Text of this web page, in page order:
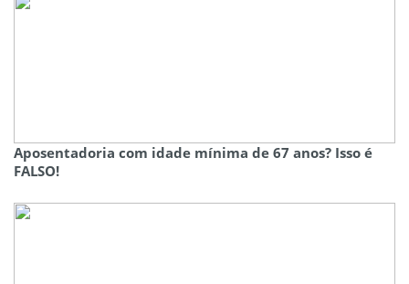
Aposentadoria com idade mínima de 67 anos? Isso é
FALSO!